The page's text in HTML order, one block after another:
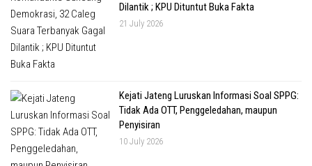
Dilantik ; KPU Dituntut Buka Fakta
21 July 2026
Kejati Jateng Luruskan Informasi Soal SPPG:
Tidak Ada OTT, Penggeledahan, maupun
Penyisiran
10 July 2026